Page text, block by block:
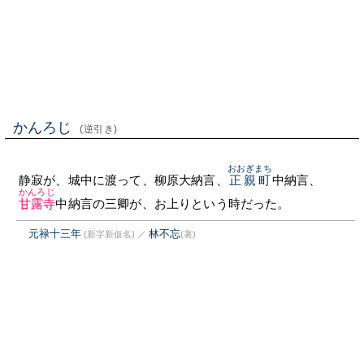
かんろじ (逆引き)
静寂が、城中に渡って、柳原大納言、 正親町
おおぎまち
中納言、
甘露寺
かんろじ
中納言の三卿が、お上りという時だった。
元禄十三年 (新字新仮名) ／ 林不忘(著)